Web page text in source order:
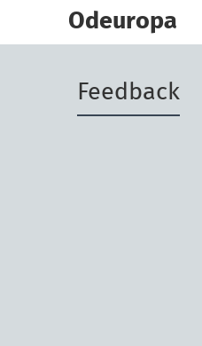
Odeuropa
Feedback